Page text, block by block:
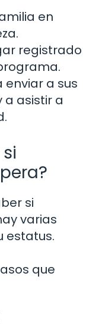
en
registrado
a sus
a asistir a
si
varias
estatus.
que